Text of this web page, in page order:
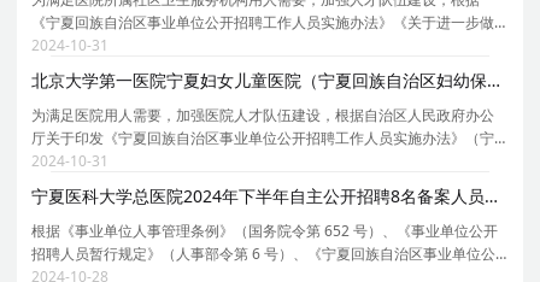
《宁夏回族自治区事业单位公开招聘工作人员实施办法》《关于进一步做
好全区事业单位自主公开招聘工作的通知》等文件精神，现就银川市中医
医院 2024 年自主公开招聘所属社区卫生服务机构工作
2024-10-31
北京大学第一医院宁夏妇女儿童医院（宁夏回族自治区妇幼保健院）2024年第四批自主公开招聘10名备案人员公告
为满足医院用人需要，加强医院人才队伍建设，根据自治区人民政府办公
厅关于印发《宁夏回族自治区事业单位公开招聘工作人员实施办法》（宁
政办规发[2023]9号）等规定，现就北京大学第一医院宁夏妇女儿童医院
（宁夏回族自治区妇幼保健院）2024年第四批自主公开
2024-10-31
宁夏医科大学总医院2024年下半年自主公开招聘8名备案人员公告
根据《事业单位人事管理条例》（国务院令第 652 号）、《事业单位公开
招聘人员暂行规定》（人事部令第 6 号）、《宁夏回族自治区事业单位公
开招聘工作人员实施办法》（宁政办规发 [2023]9 号）、《宁夏回族自治
2024-10-28